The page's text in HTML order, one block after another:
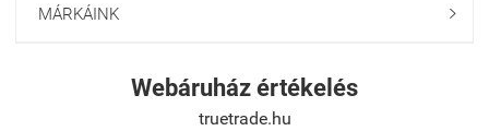
MÁRKÁINK 
Webáruház értékelés
truetrade.hu